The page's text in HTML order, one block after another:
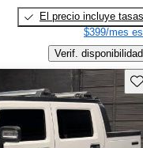
El precio incluye tasas
$399/mes
Verif. disponibilidad